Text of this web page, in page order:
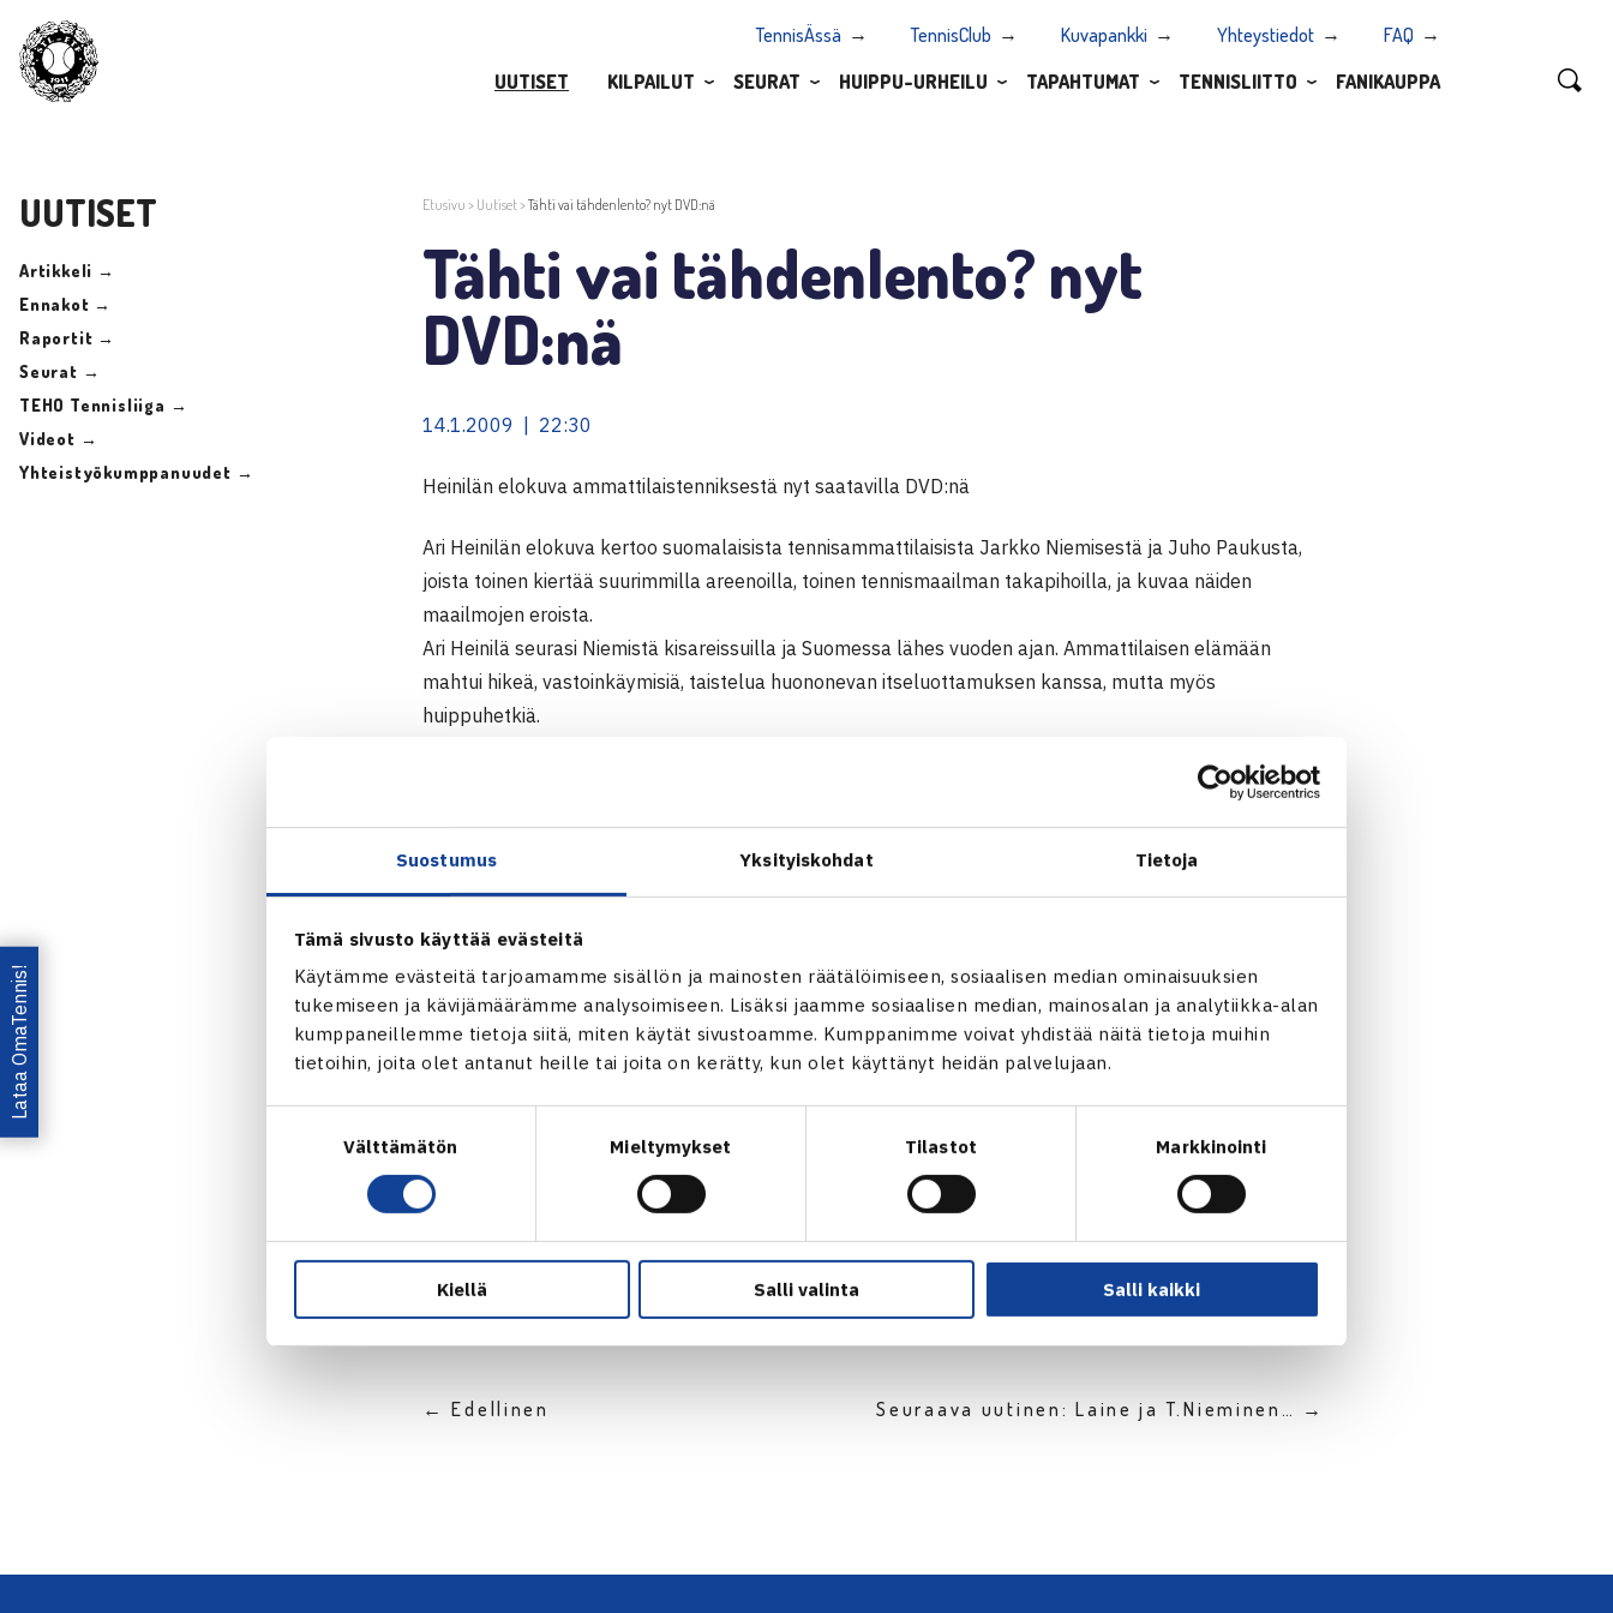
Suostumus Yksityiskohdat Tietoja
Tämä sivusto käyttää evästeitä
Käytämme evästeitä tarjoamamme sisällön ja mainosten räätälöimiseen, sosiaalisen median ominaisuuksien
tukemiseen ja kävijämäärämme analysoimiseen. Lisäksi jaamme sosiaalisen median, mainosalan ja analytiikka-alan
kumppaneillemme tietoja siitä, miten käytät sivustoamme. Kumppanimme voivat yhdistää näitä tietoja muihin
tietoihin, joita olet antanut heille tai joita on kerätty, kun olet käyttänyt heidän palvelujaan.
Välttämätön Mieltymykset Tilastot Markkinointi
Kiellä Salli valinta Salli kaikki
TennisÄssä TennisClub Kuvapankki Yhteystiedot
FAQ
UUTISET
KILPAILUT SEURAT HUIPPU-URHEILU TAPAHTUMAT TENNISLIITTO FANIKAUPPA
UUTISET
Artikkeli →
Ennakot →
Raportit →
Seurat →
TEHO Tennisliiga →
Videot →
Yhteistyökumppanuudet →
Etusivu > Uutiset>Tähti vai tähdenlento? nyt DVD:nä
Tähti vai tähdenlento? nyt
DVD:nä
14.1.2009 | 22:30
Heinilän elokuva ammattilaistenniksestä nyt saatavilla DVD:nä
Ari Heinilän elokuva kertoo suomalaisista tennisammattilaisista Jarkko Niemisestä ja Juho Paukusta,
joista toinen kiertää suurimmilla areenoilla, toinen tennismaailman takapihoilla, ja kuvaa näiden
maailmojen eroista.
Ari Heinilä seurasi Niemistä kisareissuilla ja Suomessa lähes vuoden ajan. Ammattilaisen elämään
mahtui hikeä, vastoinkäymisiä, taistelua huononevan itseluottamuksen kanssa, mutta myös
huippuhetkiä.
keskeytti turnauksen ja Intiassa vatsatauti vaivasi pelaajia. Tie ammattilaiseksi on pitkä, karu ja hikinen
Elokuva tutkii myös sitä, mistä tähdet, kuten Rafael Nadal, Roger Federer tai Novak Djokovic on tehty.
Star or Comet? (Tähti vai Tähdenlento?) oli voittajaehdokkaana neljässä eri palkintokategoriassa
Italiassa, Palermon kansainvälisillä elokuvafestivaaleilla.(www.sportfilmfestival.it) ja voitti lopulta
”Paras äänityö” –palkinnon.
Dokumentti on DVD-levityksessä ja sen voi tilata osoitteesta
www.discshop.fi
Jokaisesta myydystä DVD:stä ohjataan 2 euroa Tennisliiton junioritoimintaan.
Jaa:
← Edellinen Seuraava uutinen: Laine ja T.Nieminen… →
Lataa OmaTennis!